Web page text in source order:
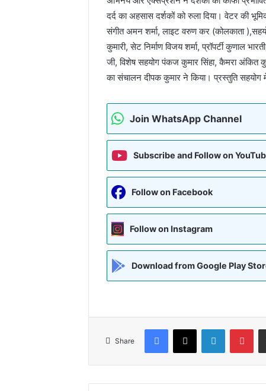
दर्द का अहसास दर्शकों को रुला दिया। वेटर की
संगीत अमन शर्मा, लाइट वरुण कर (कोलकाता
कुमारी, सेट निर्माण विजय शर्मा, प्रॉपर्टी कुणाल
जी, विशेष सहयोग पंकज कुमार सिंहा, कैमरा अंकित
का संचालन दीपक कुमार ने किया। प्रस्तुति सहयोग
Join WhatsApp Channel
Subscribe and Follow on
Follow on Facebook
Follow on Instagram
Download from Google Play
Share
Facebook
X LinkedIn